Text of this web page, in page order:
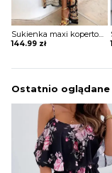
Sukienka maxi kopertowa w stylu boho
144.99 zł
Ostatnio oglądane